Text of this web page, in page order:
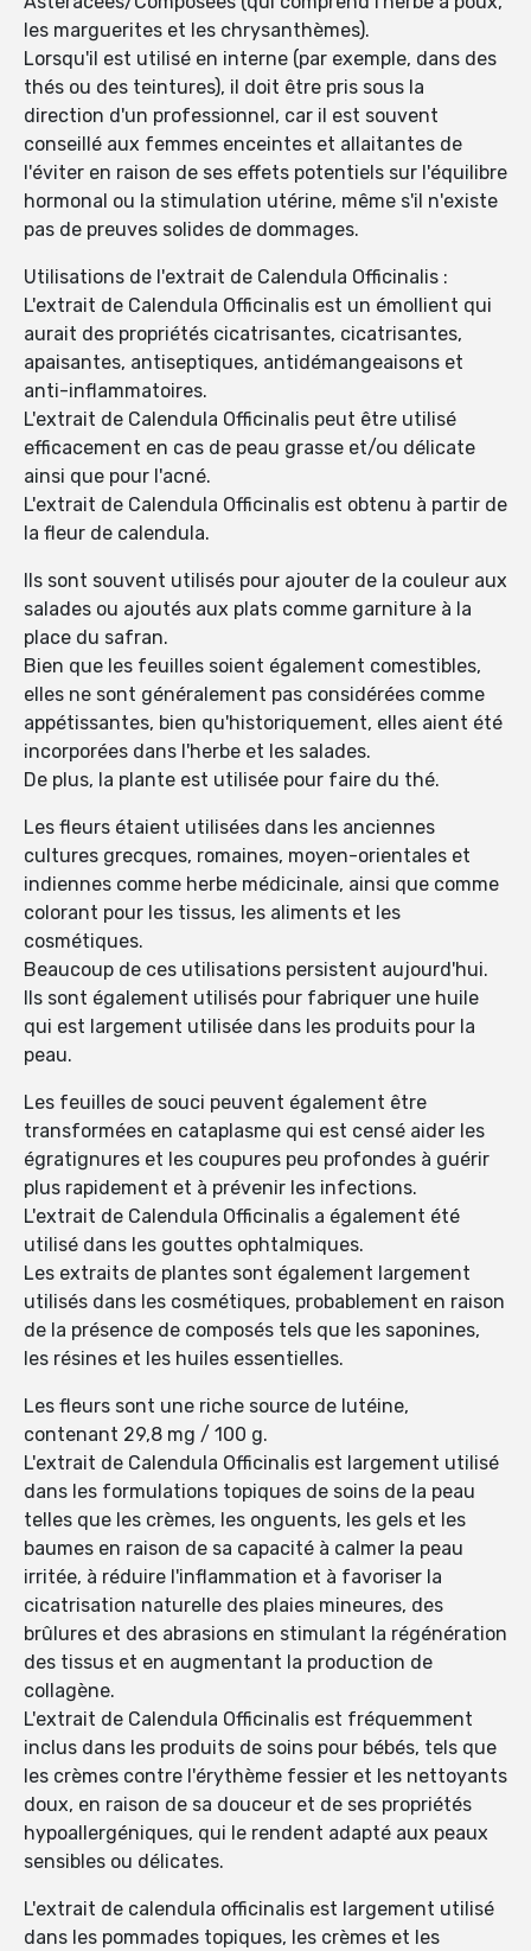
les marguerites et les chrysanthèmes).
Lorsqu'il est utilisé en interne (par exemple, dans des
thés ou des teintures), il doit être pris sous la
direction d'un professionnel, car il est souvent
conseillé aux femmes enceintes et allaitantes de
l'éviter en raison de ses effets potentiels sur l'équilibre
hormonal ou la stimulation utérine, même s'il n'existe
pas de preuves solides de dommages.
Utilisations de l'extrait de Calendula Officinalis :
L'extrait de Calendula Officinalis est un émollient qui
aurait des propriétés cicatrisantes, cicatrisantes,
apaisantes, antiseptiques, antidémangeaisons et
anti-inflammatoires.
L'extrait de Calendula Officinalis peut être utilisé
efficacement en cas de peau grasse et/ou délicate
ainsi que pour l'acné.
L'extrait de Calendula Officinalis est obtenu à partir de
la fleur de calendula.
Ils sont souvent utilisés pour ajouter de la couleur aux
salades ou ajoutés aux plats comme garniture à la
place du safran.
Bien que les feuilles soient également comestibles,
elles ne sont généralement pas considérées comme
appétissantes, bien qu'historiquement, elles aient été
incorporées dans l'herbe et les salades.
De plus, la plante est utilisée pour faire du thé.
Les fleurs étaient utilisées dans les anciennes
cultures grecques, romaines, moyen-orientales et
indiennes comme herbe médicinale, ainsi que comme
colorant pour les tissus, les aliments et les
cosmétiques.
Beaucoup de ces utilisations persistent aujourd'hui.
Ils sont également utilisés pour fabriquer une huile
qui est largement utilisée dans les produits pour la
peau.
Les feuilles de souci peuvent également être
transformées en cataplasme qui est censé aider les
égratignures et les coupures peu profondes à guérir
plus rapidement et à prévenir les infections.
L'extrait de Calendula Officinalis a également été
utilisé dans les gouttes ophtalmiques.
Les extraits de plantes sont également largement
utilisés dans les cosmétiques, probablement en raison
de la présence de composés tels que les saponines,
les résines et les huiles essentielles.
Les fleurs sont une riche source de lutéine,
contenant 29,8 mg / 100 g.
L'extrait de Calendula Officinalis est largement utilisé
dans les formulations topiques de soins de la peau
telles que les crèmes, les onguents, les gels et les
baumes en raison de sa capacité à calmer la peau
irritée, à réduire l'inflammation et à favoriser la
cicatrisation naturelle des plaies mineures, des
brûlures et des abrasions en stimulant la régénération
des tissus et en augmentant la production de
collagène.
L'extrait de Calendula Officinalis est fréquemment
inclus dans les produits de soins pour bébés, tels que
les crèmes contre l'érythème fessier et les nettoyants
doux, en raison de sa douceur et de ses propriétés
hypoallergéniques, qui le rendent adapté aux peaux
sensibles ou délicates.
L'extrait de calendula officinalis est largement utilisé
dans les pommades topiques, les crèmes et les